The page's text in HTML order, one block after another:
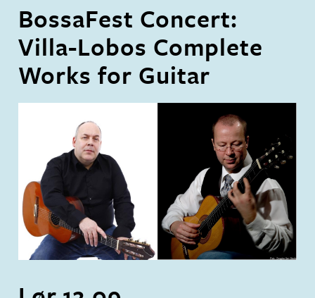
BossaFest Concert:
Villa-Lobos Complete
Works for Guitar